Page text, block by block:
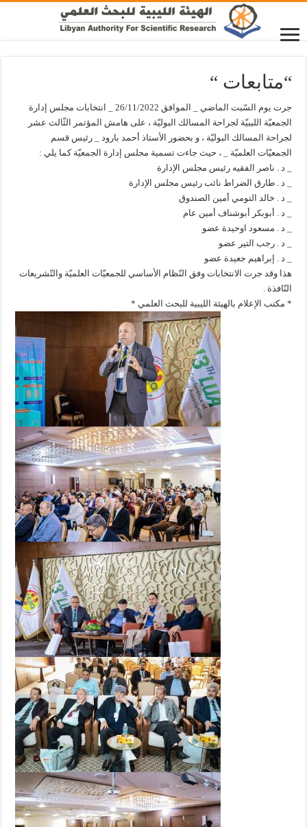
“متابعات “
جرت يوم السّبت الماضي _ الموافق 26/11/2022 _ انتخابات مجلس إدارة
الجمعيّة الليبيّة لجراحة المسالك البوليّة ، على هامش المؤتمر الثّالث عشر
لجراحة المسالك البوليّة ، و بحضور الأستاذ أحمد بارود _ رئيس قسم
الجمعيّات العلميّة _ ، حيث جاءت تسمية مجلس إدارة الجمعيّة كما يلي :
_ د . ناصر الفقيه رئيس مجلس الإدارة
_ د . طارق الضراط نائب رئيس مجلس الإدارة
_ د . خالد التومي أمين الصندوق
_ د . أبوبكر أبوشناف أمين عام
_ د . مسعود اوحيدة عضو
_ د . رجب التير عضو
_ د . إبراهيم جعيدة عضو
هذا وقد جرت الانتخابات وفق النّظام الأساسي للجمعيّات العلميّة والتّشريعات
النّافذة .
* مكتب الإعلام بالهيئة الليبية للبحث العلمي *